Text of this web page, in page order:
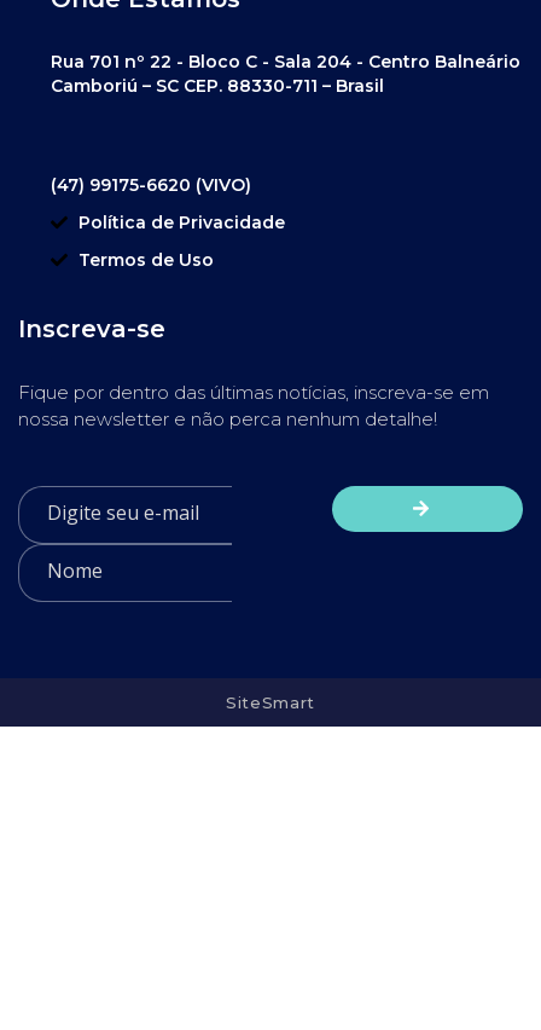
Rua 701 nº 22 - Bloco C - Sala 204 - Centro Balneário
Camboriú – SC CEP. 88330-711 – Brasil
(47) 99175-6620 (VIVO)
Política de Privacidade
Termos de Uso
Inscreva-se
Fique por dentro das últimas notícias, inscreva-se em
nossa newsletter e não perca nenhum detalhe!
SiteSmart